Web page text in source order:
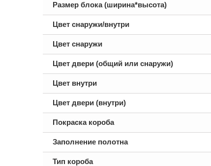
Размер блока (ширина*высота)
Цвет снаружи/внутри
Цвет снаружи
Цвет двери (общий или снаружи)
Цвет внутри
Цвет двери (внутри)
Покраска короба
Заполнение полотна
Тип короба